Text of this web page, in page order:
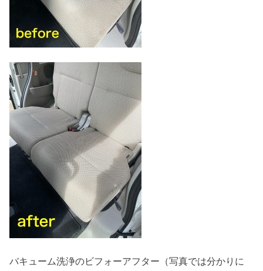
バキューム洗浄のビフォーアフター（写真では分かりに